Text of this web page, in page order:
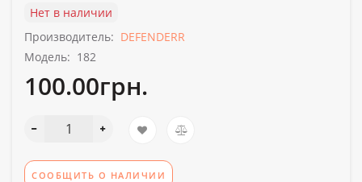
Нет в наличии
Производитель: DEFENDERR
Модель: 182
100.00грн.
СООБЩИТЬ О НАЛИЧИИ